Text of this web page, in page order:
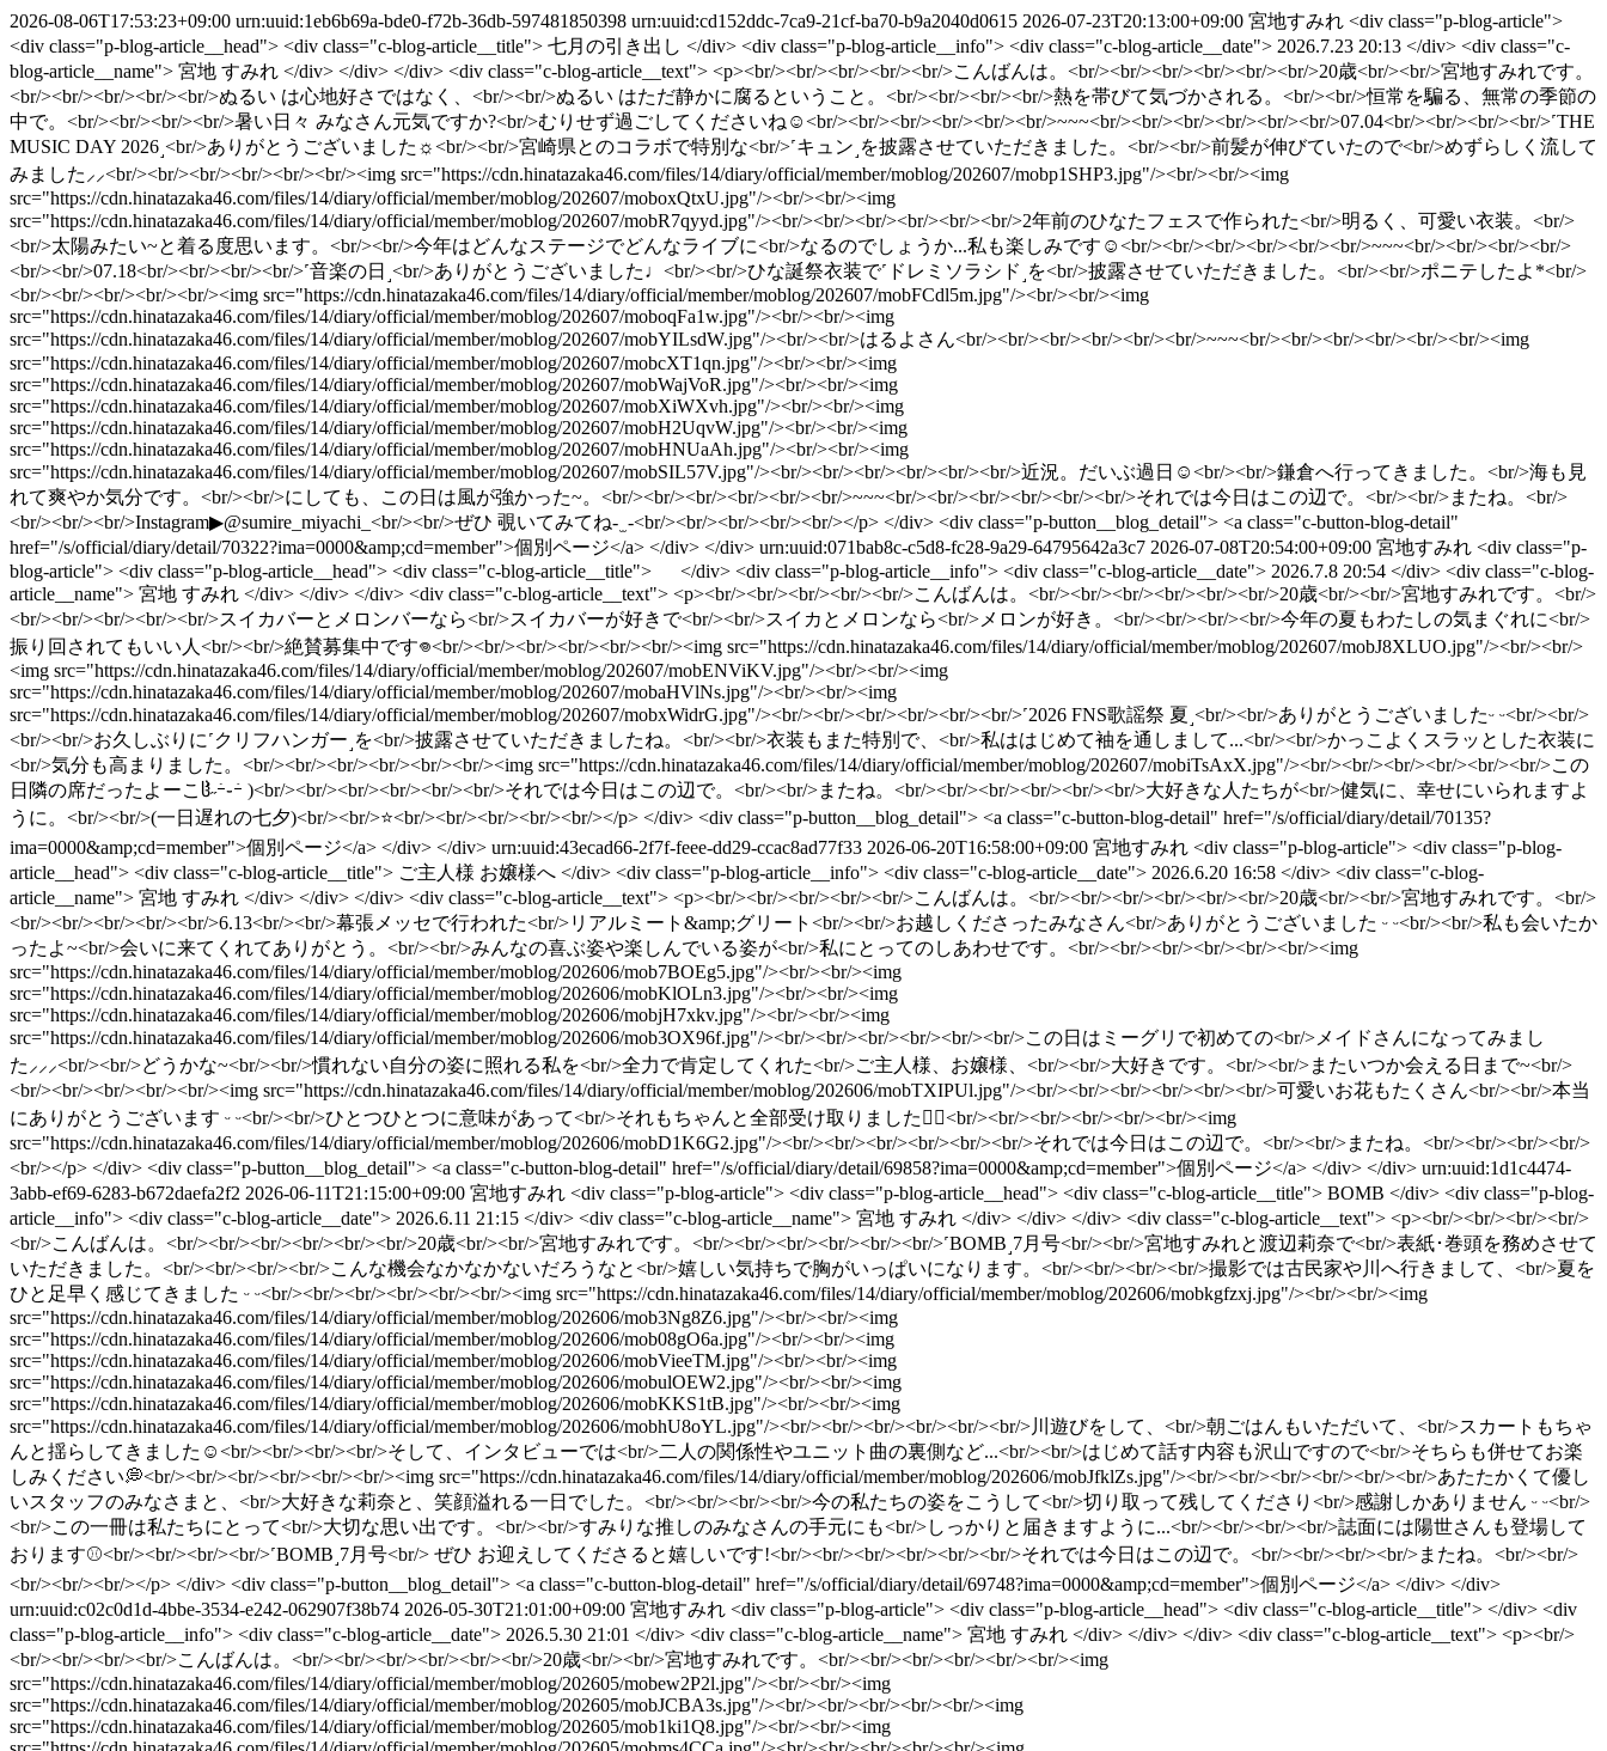
2026-08-06T17:53:23+09:00 urn:uuid:1eb6b69a-bde0-f72b-36db-597481850398 urn:uuid:cd152ddc-7ca9-21cf-ba70-b9a2040d0615 2026-07-23T20:13:00+09:00 宮地すみれ <div class="p-blog-article">
<div class="p-blog-article__head"> <div class="c-blog-article__title"> 七月の引き出し </div> <div class="p-blog-article__info"> <div class="c-blog-article__date"> 2026.7.23 20:13 </div> <div class="c-
blog-article__name"> 宮地 すみれ </div> </div> </div> <div class="c-blog-article__text"> <p><br/><br/><br/><br/><br/>こんばんは。<br/><br/><br/><br/><br/><br/>20歳<br/><br/>宮地すみれです。
<br/><br/><br/><br/><br/>ぬるい は心地好さではなく、<br/><br/>ぬるい はただ静かに腐るということ。<br/><br/><br/><br/>熱を帯びて気づかされる。<br/><br/>恒常を騙る、無常の季節の
中で。<br/><br/><br/><br/>暑い日々 みなさん元気ですか?<br/>むりせず過ごしてくださいね︎☺︎<br/><br/><br/><br/><br/><br/>~~~<br/><br/><br/><br/><br/><br/>07.04<br/><br/><br/><br/>˹THE
MUSIC DAY 2026˼<br/>ありがとうございました☼<br/><br/>宮崎県とのコラボで特別な<br/>˹キュン˼を披露させていただきました。<br/><br/>前髪が伸びていたので<br/>めずらしく流して
みました⸝⸝<br/><br/><br/><br/><br/><br/><img src="https://cdn.hinatazaka46.com/files/14/diary/official/member/moblog/202607/mobp1SHP3.jpg"/><br/><br/><img
src="https://cdn.hinatazaka46.com/files/14/diary/official/member/moblog/202607/moboxQtxU.jpg"/><br/><br/><img
src="https://cdn.hinatazaka46.com/files/14/diary/official/member/moblog/202607/mobR7qyyd.jpg"/><br/><br/><br/><br/><br/><br/>2年前のひなたフェスで作られた<br/>明るく、可愛い衣装︎。<br/>
<br/>太陽みたい~と着る度思います。<br/><br/>今年はどんなステージでどんなライブに<br/>なるのでしょうか...私も楽しみです︎☺︎<br/><br/><br/><br/><br/><br/>~~~<br/><br/><br/><br/>
<br/><br/>07.18<br/><br/><br/><br/>˹音楽の日˼<br/>ありがとうございました︎♩<br/><br/>ひな誕祭衣装で˹ドレミソラシド˼を<br/>披露させていただきました。<br/><br/>ポニテしたよ*<br/>
<br/><br/><br/><br/><br/><img src="https://cdn.hinatazaka46.com/files/14/diary/official/member/moblog/202607/mobFCdl5m.jpg"/><br/><br/><img
src="https://cdn.hinatazaka46.com/files/14/diary/official/member/moblog/202607/moboqFa1w.jpg"/><br/><br/><img
src="https://cdn.hinatazaka46.com/files/14/diary/official/member/moblog/202607/mobYILsdW.jpg"/><br/><br/>はるよさん<br/><br/><br/><br/><br/><br/>~~~<br/><br/><br/><br/><br/><br/><img
src="https://cdn.hinatazaka46.com/files/14/diary/official/member/moblog/202607/mobcXT1qn.jpg"/><br/><br/><img
src="https://cdn.hinatazaka46.com/files/14/diary/official/member/moblog/202607/mobWajVoR.jpg"/><br/><br/><img
src="https://cdn.hinatazaka46.com/files/14/diary/official/member/moblog/202607/mobXiWXvh.jpg"/><br/><br/><img
src="https://cdn.hinatazaka46.com/files/14/diary/official/member/moblog/202607/mobH2UqvW.jpg"/><br/><br/><img
src="https://cdn.hinatazaka46.com/files/14/diary/official/member/moblog/202607/mobHNUaAh.jpg"/><br/><br/><img
src="https://cdn.hinatazaka46.com/files/14/diary/official/member/moblog/202607/mobSIL57V.jpg"/><br/><br/><br/><br/><br/><br/>近況。だいぶ過日︎☺︎<br/><br/>鎌倉へ行ってきました。<br/>海も見
れて爽やか気分です。<br/><br/>にしても、この日は風が強かった~。<br/><br/><br/><br/><br/><br/>~~~<br/><br/><br/><br/><br/><br/>それでは今日はこの辺で。<br/><br/>またね。<br/>
<br/><br/><br/>Instagram▶︎@sumire_miyachi_<br/><br/>ぜひ 覗いてみてね- ̫ -<br/><br/><br/><br/><br/></p> </div> <div class="p-button__blog_detail"> <a class="c-button-blog-detail"
href="/s/official/diary/detail/70322?ima=0000&amp;cd=member">個別ページ</a> </div> </div> urn:uuid:071bab8c-c5d8-fc28-9a29-64795642a3c7 2026-07-08T20:54:00+09:00 宮地すみれ <div class="p-
blog-article"> <div class="p-blog-article__head"> <div class="c-blog-article__title"> </div> <div class="p-blog-article__info"> <div class="c-blog-article__date"> 2026.7.8 20:54 </div> <div class="c-blog-
article__name"> 宮地 すみれ </div> </div> </div> <div class="c-blog-article__text"> <p><br/><br/><br/><br/><br/>こんばんは。<br/><br/><br/><br/><br/><br/>20歳<br/><br/>宮地すみれです。<br/>
<br/><br/><br/><br/><br/>スイカバーとメロンバーなら<br/>スイカバーが好きで<br/><br/>スイカとメロンなら<br/>メロンが好き。<br/><br/><br/><br/>今年の夏もわたしの気まぐれに<br/>
振り回されてもいい人<br/><br/>絶賛募集中です‎𖦹︎<br/><br/><br/><br/><br/><br/><img src="https://cdn.hinatazaka46.com/files/14/diary/official/member/moblog/202607/mobJ8XLUO.jpg"/><br/><br/>
<img src="https://cdn.hinatazaka46.com/files/14/diary/official/member/moblog/202607/mobENViKV.jpg"/><br/><br/><img
src="https://cdn.hinatazaka46.com/files/14/diary/official/member/moblog/202607/mobaHVlNs.jpg"/><br/><br/><img
src="https://cdn.hinatazaka46.com/files/14/diary/official/member/moblog/202607/mobxWidrG.jpg"/><br/><br/><br/><br/><br/><br/>˹2026 FNS歌謡祭 夏˼<br/><br/>ありがとうございましたᵕ ᵕ<br/><br/>
<br/><br/>お久しぶりに˹クリフハンガー˼を<br/>披露させていただきましたね。<br/><br/>衣装もまた特別で、<br/>私ははじめて袖を通しまして...<br/><br/>かっこよくスラッとした衣装に
<br/>気分も高まりました。<br/><br/><br/><br/><br/><br/><img src="https://cdn.hinatazaka46.com/files/14/diary/official/member/moblog/202607/mobiTsAxX.jpg"/><br/><br/><br/><br/><br/><br/>この
日隣の席だったよーこჱ̒˶ｰ̀֊ｰ́ )<br/><br/><br/><br/><br/><br/>それでは今日はこの辺で。<br/><br/>またね。<br/><br/><br/><br/><br/><br/>大好きな人たちが<br/>健気に、幸せにいられますよ
うに。<br/><br/>(一日遅れの七夕)<br/><br/>⭐️<br/><br/><br/><br/><br/></p> </div> <div class="p-button__blog_detail"> <a class="c-button-blog-detail" href="/s/official/diary/detail/70135?
ima=0000&amp;cd=member">個別ページ</a> </div> </div> urn:uuid:43ecad66-2f7f-feee-dd29-ccac8ad77f33 2026-06-20T16:58:00+09:00 宮地すみれ <div class="p-blog-article"> <div class="p-blog-
article__head"> <div class="c-blog-article__title"> ご主人様 お嬢様へ </div> <div class="p-blog-article__info"> <div class="c-blog-article__date"> 2026.6.20 16:58 </div> <div class="c-blog-
article__name"> 宮地 すみれ </div> </div> </div> <div class="c-blog-article__text"> <p><br/><br/><br/><br/><br/>こんばんは。<br/><br/><br/><br/><br/><br/>20歳<br/><br/>宮地すみれです。<br/>
<br/><br/><br/><br/><br/>6.13<br/><br/>幕張メッセで行われた<br/>リアルミート&amp;グリート<br/><br/>お越しくださったみなさん<br/>ありがとうございました ᵕ ᵕ<br/><br/>私も会いたか
ったよ~<br/>会いに来てくれてありがとう。<br/><br/>みんなの喜ぶ姿や楽しんでいる姿が<br/>私にとってのしあわせです。<br/><br/><br/><br/><br/><br/><img
src="https://cdn.hinatazaka46.com/files/14/diary/official/member/moblog/202606/mob7BOEg5.jpg"/><br/><br/><img
src="https://cdn.hinatazaka46.com/files/14/diary/official/member/moblog/202606/mobKlOLn3.jpg"/><br/><br/><img
src="https://cdn.hinatazaka46.com/files/14/diary/official/member/moblog/202606/mobjH7xkv.jpg"/><br/><br/><img
src="https://cdn.hinatazaka46.com/files/14/diary/official/member/moblog/202606/mob3OX96f.jpg"/><br/><br/><br/><br/><br/><br/>この日はミーグリで初めての<br/>メイドさんになってみまし
た⸝⸝‬⸝<br/><br/>どうかな~<br/><br/>慣れない自分の姿に照れる私を<br/>全力で肯定してくれた<br/>ご主人様、お嬢様、<br/><br/>大好きです。<br/><br/>またいつか会える日まで~<br/>
<br/><br/><br/><br/><br/><img src="https://cdn.hinatazaka46.com/files/14/diary/official/member/moblog/202606/mobTXIPUl.jpg"/><br/><br/><br/><br/><br/><br/>可愛いお花もたくさん<br/><br/>本当
にありがとうございます ᵕ ᵕ<br/><br/>ひとつひとつに意味があって<br/>それもちゃんと全部受け取りました👌🏻<br/><br/><br/><br/><br/><br/><img
src="https://cdn.hinatazaka46.com/files/14/diary/official/member/moblog/202606/mobD1K6G2.jpg"/><br/><br/><br/><br/><br/><br/>それでは今日はこの辺で。<br/><br/>またね。<br/><br/><br/><br/>
<br/></p> </div> <div class="p-button__blog_detail"> <a class="c-button-blog-detail" href="/s/official/diary/detail/69858?ima=0000&amp;cd=member">個別ページ</a> </div> </div> urn:uuid:1d1c4474-
3abb-ef69-6283-b672daefa2f2 2026-06-11T21:15:00+09:00 宮地すみれ <div class="p-blog-article"> <div class="p-blog-article__head"> <div class="c-blog-article__title"> BOMB </div> <div class="p-blog-
article__info"> <div class="c-blog-article__date"> 2026.6.11 21:15 </div> <div class="c-blog-article__name"> 宮地 すみれ </div> </div> </div> <div class="c-blog-article__text"> <p><br/><br/><br/><br/>
<br/>こんばんは。<br/><br/><br/><br/><br/><br/>20歳<br/><br/>宮地すみれです。<br/><br/><br/><br/><br/><br/>˹BOMB˼7月号<br/><br/>宮地すみれと渡辺莉奈で<br/>表紙･巻頭を務めさせて
いただきました。<br/><br/><br/><br/>こんな機会なかなかないだろうなと<br/>嬉しい気持ちで胸がいっぱいになります。<br/><br/><br/><br/>撮影では古民家や川へ行きまして、<br/>夏を
ひと足早く感じてきました ᵕ ᵕ<br/><br/><br/><br/><br/><br/><img src="https://cdn.hinatazaka46.com/files/14/diary/official/member/moblog/202606/mobkgfzxj.jpg"/><br/><br/><img
src="https://cdn.hinatazaka46.com/files/14/diary/official/member/moblog/202606/mob3Ng8Z6.jpg"/><br/><br/><img
src="https://cdn.hinatazaka46.com/files/14/diary/official/member/moblog/202606/mob08gO6a.jpg"/><br/><br/><img
src="https://cdn.hinatazaka46.com/files/14/diary/official/member/moblog/202606/mobVieeTM.jpg"/><br/><br/><img
src="https://cdn.hinatazaka46.com/files/14/diary/official/member/moblog/202606/mobulOEW2.jpg"/><br/><br/><img
src="https://cdn.hinatazaka46.com/files/14/diary/official/member/moblog/202606/mobKKS1tB.jpg"/><br/><br/><img
src="https://cdn.hinatazaka46.com/files/14/diary/official/member/moblog/202606/mobhU8oYL.jpg"/><br/><br/><br/><br/><br/><br/>川遊びをして、<br/>朝ごはんもいただいて、<br/>スカートもちゃ
んと揺らしてきました︎☺︎<br/><br/><br/><br/>そして、インタビューでは<br/>二人の関係性やユニット曲の裏側など...<br/><br/>はじめて話す内容も沢山ですので<br/>そちらも併せてお楽
しみください💭<br/><br/><br/><br/><br/><br/><img src="https://cdn.hinatazaka46.com/files/14/diary/official/member/moblog/202606/mobJfklZs.jpg"/><br/><br/><br/><br/><br/><br/>あたたかくて優し
いスタッフのみなさまと、<br/>大好きな莉奈と、笑顔溢れる一日でした。<br/><br/><br/><br/>今の私たちの姿をこうして<br/>切り取って残してくださり<br/>感謝しかありません︎ ᵕ ᵕ<br/>
<br/>この一冊は私たちにとって<br/>大切な思い出です。<br/><br/>すみりな推しのみなさんの手元にも<br/>しっかりと届きますように...<br/><br/><br/><br/>誌面には陽世さんも登場して
おります⚾️<br/><br/><br/><br/>˹BOMB˼7月号<br/> ぜひ お迎えしてくださると嬉しいです!<br/><br/><br/><br/><br/><br/>それでは今日はこの辺で。<br/><br/><br/><br/>またね。<br/><br/>
<br/><br/><br/></p> </div> <div class="p-button__blog_detail"> <a class="c-button-blog-detail" href="/s/official/diary/detail/69748?ima=0000&amp;cd=member">個別ページ</a> </div> </div>
urn:uuid:c02c0d1d-4bbe-3534-e242-062907f38b74 2026-05-30T21:01:00+09:00 宮地すみれ <div class="p-blog-article"> <div class="p-blog-article__head"> <div class="c-blog-article__title"> </div> <div
class="p-blog-article__info"> <div class="c-blog-article__date"> 2026.5.30 21:01 </div> <div class="c-blog-article__name"> 宮地 すみれ </div> </div> </div> <div class="c-blog-article__text"> <p><br/>
<br/><br/><br/><br/>こんばんは。<br/><br/><br/><br/><br/><br/>20歳<br/><br/>宮地すみれです。<br/><br/><br/><br/><br/><br/><img
src="https://cdn.hinatazaka46.com/files/14/diary/official/member/moblog/202605/mobew2P2l.jpg"/><br/><br/><img
src="https://cdn.hinatazaka46.com/files/14/diary/official/member/moblog/202605/mobJCBA3s.jpg"/><br/><br/><br/><br/><br/><img
src="https://cdn.hinatazaka46.com/files/14/diary/official/member/moblog/202605/mob1ki1Q8.jpg"/><br/><br/><img